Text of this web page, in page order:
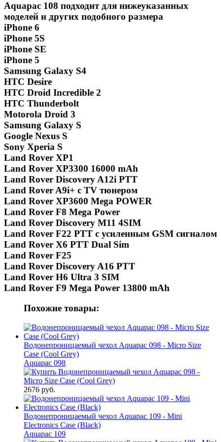
Aquapac 108 подходит для нижеуказанных
моделей и других подобного размера
iPhone 6
iPhone 5S
iPhone SE
iPhone 5
Samsung Galaxy S4
HTC Desire
HTC Droid Incredible 2
HTC Thunderbolt
Motorola Droid 3
Samsung Galaxy S
Google Nexus S
Sony Xperia S
Land Rover XP1
Land Rover XP3300 16000 mAh
Land Rover Discovery A12i PTT
Land Rover A9i+ с TV тюнером
Land Rover XP3600 Mega POWER
Land Rover F8 Mega Power
Land Rover Discovery M11 4SIM
Land Rover F22 PTT с усиленным GSM сигналом
Land Rover X6 PTT Dual Sim
Land Rover F25
Land Rover Discovery A16 PTT
Land Rover H6 Ultra 3 SIM
Land Rover F9 Mega Power 13800 mAh
Похожие товары:
Водонепроницаемый чехол Aquapac 098 - Micro Size
Case (Cool Grey)
Aquapac 098
2676 руб.
Водонепроницаемый чехол Aquapac 109 - Mini
Electronics Case (Black)
Aquapac 109